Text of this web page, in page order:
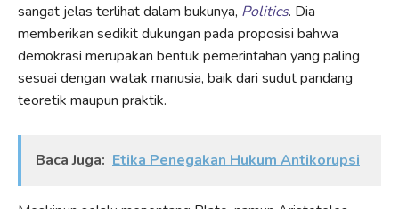
sangat jelas terlihat dalam bukunya, Politics. Dia
memberikan sedikit dukungan pada proposisi bahwa
demokrasi merupakan bentuk pemerintahan yang paling
sesuai dengan watak manusia, baik dari sudut pandang
teoretik maupun praktik.
Baca Juga: Etika Penegakan Hukum Antikorupsi